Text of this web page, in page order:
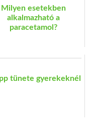
Milyen esetekben
alkalmazható a
paracetamol?
tünete gyerekeknél